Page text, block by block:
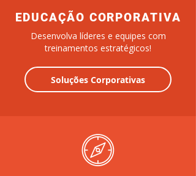
EDUCAÇÃO CORPORATIVA
Desenvolva líderes e equipes com
treinamentos estratégicos!
Soluções Corporativas